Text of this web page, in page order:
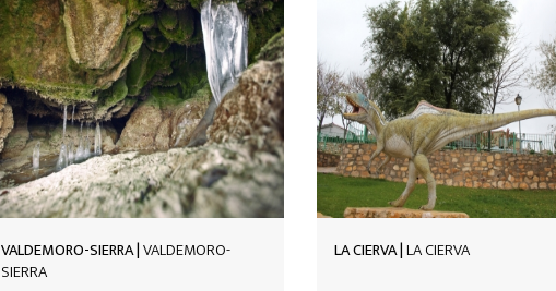
LA CIERVA |LA CIERVA
CASTILLO DE CAÑADA DEL HOYO |